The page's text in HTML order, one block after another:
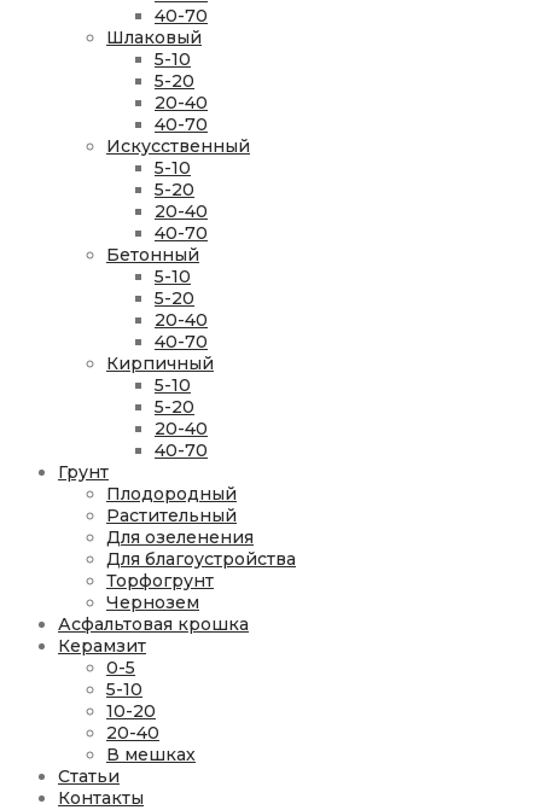
40-70
Шлаковый
5-10
5-20
20-40
40-70
Искусственный
5-10
5-20
20-40
40-70
Бетонный
5-10
5-20
20-40
40-70
Кирпичный
5-10
5-20
20-40
40-70
Грунт
Плодородный
Растительный
Для озеленения
Для благоустройства
Торфогрунт
Чернозем
Асфальтовая крошка
Керамзит
0-5
5-10
10-20
20-40
В мешках
Статьи
Контакты